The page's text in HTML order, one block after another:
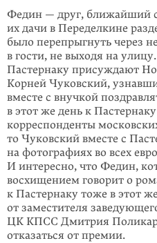
Федин — друг, ближайший
их дачи в Переделкине
было перепрыгнуть через
в гости, не выходя на
Пастернаку присуждают
Корней Чуковский,
вместе с внучкой
в этот же день к
корреспонденты
то Чуков­ский вместе с
на фотографиях во всех
И интересно, что Федин,
восхищением говорит о
к Пастернаку тоже в этот
от заместителя
ЦК КПСС Дмитрия
отказаться от премии.